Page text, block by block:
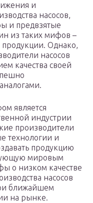
и
насосов,
и предвзятые
из таких мифов –
продукции. Однако,
насосов
качества своей
является
индустрии
производители
технологии и
продукцию
мировым
о низком качестве
насосов
ближайшем
на рынке.